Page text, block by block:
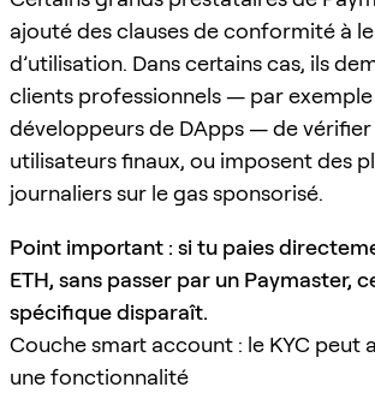
ajouté des clauses de conformité à
d’utilisation. Dans certains cas, ils
clients professionnels — par exemple
développeurs de DApps — de vérifier
utilisateurs finaux, ou imposent des
journaliers sur le gas sponsorisé.
Point important : si tu paies
ETH, sans passer par un Paymaster,
spécifique disparaît.
Couche smart account : le KYC peut
une fonctionnalité